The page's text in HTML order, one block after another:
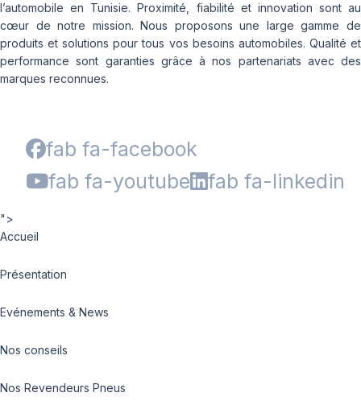
l’automobile en Tunisie. Proximité, fiabilité et innovation sont au
cœur de notre mission. Nous proposons une large gamme de
produits et solutions pour tous vos besoins automobiles. Qualité et
performance sont garanties grâce à nos partenariats avec des
marques reconnues.
fab fa-facebook
fab fa-youtube
fab fa-linkedin
">
Accueil
Présentation
Evénements & News
Nos conseils
Nos Revendeurs Pneus